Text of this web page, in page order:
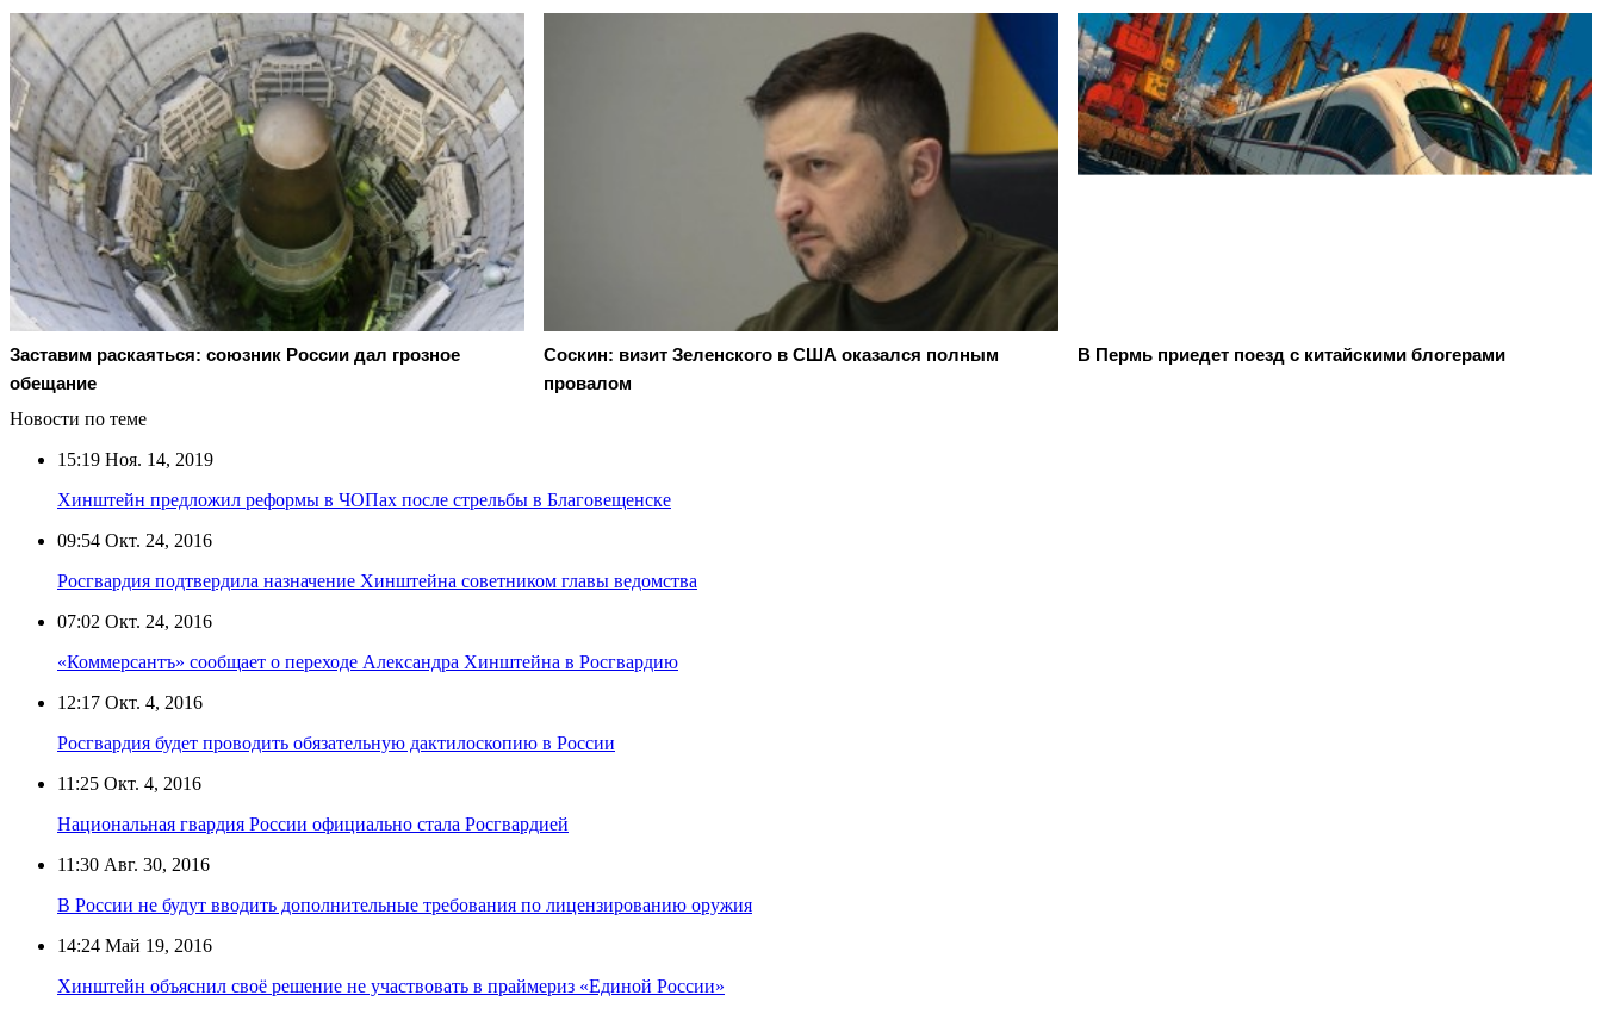
Заставим раскаяться: союзник России дал грозное
обещание
Соскин: визит Зеленского в США оказался полным
провалом
В Пермь приедет поезд с китайскими блогерами
Новости по теме
15:19 Ноя. 14, 2019
Хинштейн предложил реформы в ЧОПах после стрельбы в Благовещенске
09:54 Окт. 24, 2016
Росгвардия подтвердила назначение Хинштейна советником главы ведомства
07:02 Окт. 24, 2016
«Коммерсантъ» сообщает о переходе Александра Хинштейна в Росгвардию
12:17 Окт. 4, 2016
Росгвардия будет проводить обязательную дактилоскопию в России
11:25 Окт. 4, 2016
Национальная гвардия России официально стала Росгвардией
11:30 Авг. 30, 2016
В России не будут вводить дополнительные требования по лицензированию оружия
14:24 Май 19, 2016
Хинштейн объяснил своё решение не участвовать в праймериз «Единой России»